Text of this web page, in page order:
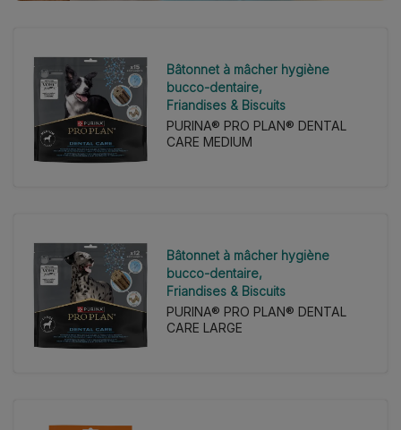
Bâtonnet à mâcher hygiène
bucco-dentaire
Friandises & Biscuits
PURINA® PRO PLAN® DENTAL
CARE MEDIUM
Bâtonnet à mâcher hygiène
bucco-dentaire
Friandises & Biscuits
PURINA® PRO PLAN® DENTAL
CARE LARGE